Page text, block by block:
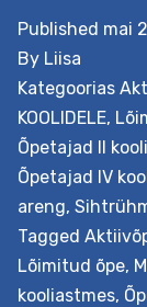
Published mai
By Liisa
Kategoorias
KOOLIDELE,
Õpetajad II
Õpetajad IV
areng,
Tagged
Lõimitud õpe,
kooliastmes,